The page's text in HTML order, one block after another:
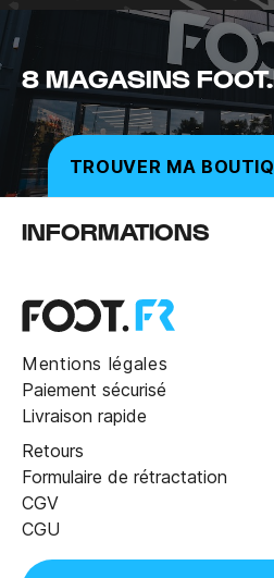
8 MAGASINS
TROUVER MA
INFORMATIONS
Mentions légales
Paiement sécurisé
Livraison rapide
Retours
Formulaire de rétractation
CGV
CGU